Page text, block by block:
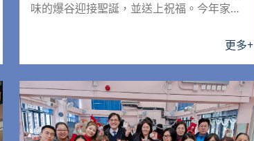
味的爆谷迎接聖誕，並送上祝福。今年家長
更多+